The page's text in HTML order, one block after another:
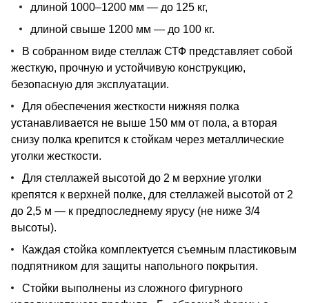
длиной 1000–1200 мм — до 125 кг,
длиной свыше 1200 мм — до 100 кг.
В собранном виде стеллаж СТФ представляет собой
жесткую, прочную и устойчивую конструкцию,
безопасную для эксплуатации.
Для обеспечения жесткости нижняя полка
устанавливается не выше 150 мм от пола, а вторая
снизу полка крепится к стойкам через металлические
уголки жесткости.
Для стеллажей высотой до 2 м верхние уголки
крепятся к верхней полке, для стеллажей высотой от 2
до 2,5 м — к предпоследнему ярусу (не ниже 3/4
высоты).
Каждая стойка комплектуется съемным пластиковым
подпятником для защиты напольного покрытия.
Стойки выполнены из сложного фигурного